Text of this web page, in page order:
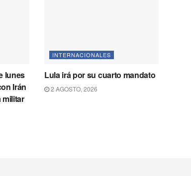
lunes
Irán
militar
INTERNACIONALES
Lula irá por su cuarto mandato
2 AGOSTO, 2026